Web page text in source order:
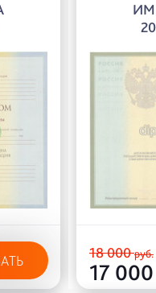
18 000руб.
17 000